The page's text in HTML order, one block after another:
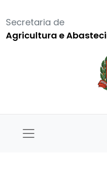
Secretaria de
Agricultura e